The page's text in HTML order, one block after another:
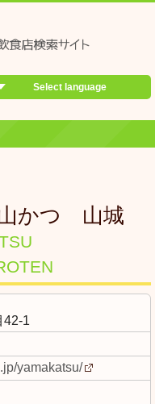
Select language
かつ 山城
42-1
yamakatsu/